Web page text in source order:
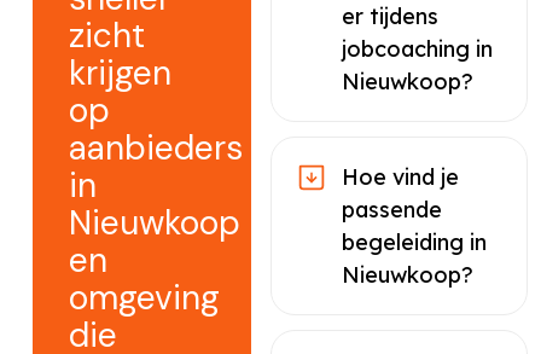
zicht
krijgen
op
aanbieders
in
Nieuwkoop
en
omgeving
die
er tijdens
jobcoaching in
Nieuwkoop?
Hoe vind je
passende
begeleiding in
Nieuwkoop?